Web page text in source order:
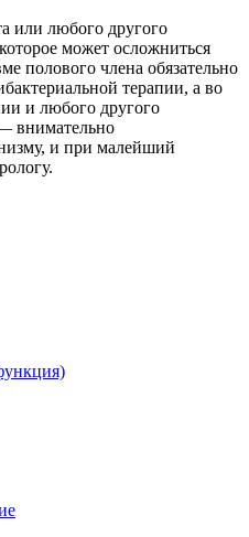
или любого другого
может осложниться
полового члена обязательно
терапии, а во
и любого другого
внимательно
и при малейший